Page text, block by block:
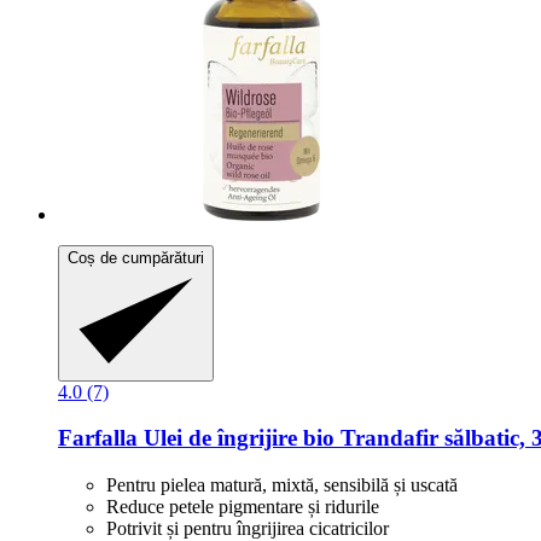
Coș de cumpărături
4.0 (7)
Farfalla Ulei de îngrijire bio Trandafir sălbatic,
Pentru pielea matură, mixtă, sensibilă și uscată
Reduce petele pigmentare și ridurile
Potrivit și pentru îngrijirea cicatricilor